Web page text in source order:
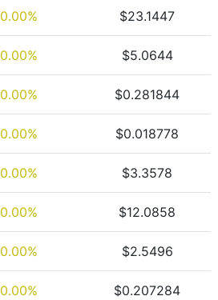
0.00% $23.1447
0.00% $5.0644
0.00% $0.281844
0.00% $0.018778
0.00% $3.3578
0.00% $12.0858
0.00% $2.5496
0.00% $0.207284